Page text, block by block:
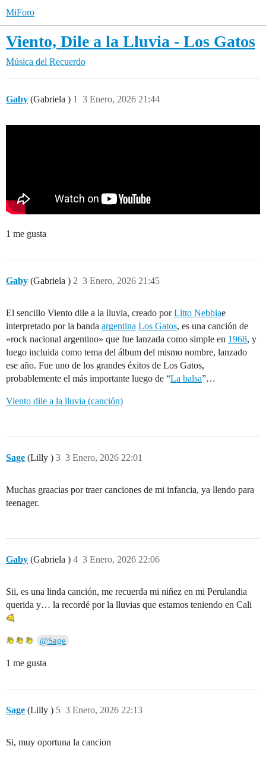
MiForo
Viento, Dile a la Lluvia - Los Gatos
Música del Recuerdo
Gaby (Gabriela ) 3 Enero, 2026 21:44
1
1 me gusta
Gaby (Gabriela ) 3 Enero, 2026 21:45
2
El sencillo Viento dile a la lluvia, creado porLitto Nebbiae
interpretado por la banda argentina Los Gatos, es una canción de
«rock nacional argentino» que fue lanzada como simple en 1968, y
luego incluida como tema del álbum del mismo nombre, lanzado
ese año. Fue uno de los grandes éxitos de Los Gatos,
probablemente el más importante luego de “La balsa”…
Viento dile a la lluvia (canción)
Sage (Lilly ) 3 Enero, 2026 22:01
3
Muchas graacias por traer canciones de mi infancia, ya llendo para
teenager.
Gaby (Gabriela ) 3 Enero, 2026 22:06
4
Sii, es una linda canción, me recuerda mi niñez en mi Perulandia
querida y… la recordé por la lluvias que estamos teniendo en Cali
@Sage
1 me gusta
Sage (Lilly ) 3 Enero, 2026 22:13
5
Si, muy oportuna la cancion